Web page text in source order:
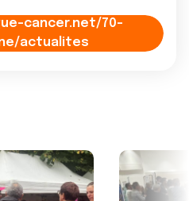
cancer.net/70-
actualites